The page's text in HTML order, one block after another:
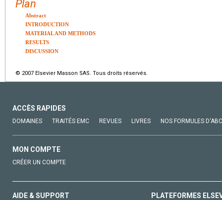
Plan
Abstract
INTRODUCTION
MATERIAL AND METHODS
RESULTS
DISCUSSION
© 2007 Elsevier Masson SAS. Tous droits réservés.
ACCÈS RAPIDES
DOMAINES TRAITÉS EMC REVUES LIVRES NOS FORMULES
MON COMPTE
CRÉER UN COMPTE
AIDE & SUPPORT PLATEFORMES